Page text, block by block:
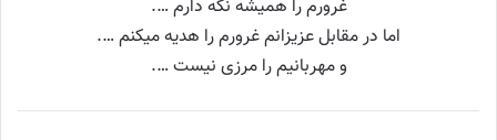
غرورم را همیشه نگه دارم ….
اما در مقابل عزیزانم غرورم را هدیه میکنم ….
و مهربانیم را مرزی نیست ….